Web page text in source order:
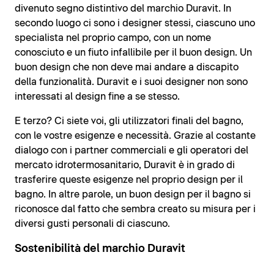
divenuto segno distintivo del marchio Duravit. In
secondo luogo ci sono i designer stessi, ciascuno uno
specialista nel proprio campo, con un nome
conosciuto e un fiuto infallibile per il buon design. Un
buon design che non deve mai andare a discapito
della funzionalità. Duravit e i suoi designer non sono
interessati al design fine a se stesso.
E terzo? Ci siete voi, gli utilizzatori finali del bagno,
con le vostre esigenze e necessità. Grazie al costante
dialogo con i partner commerciali e gli operatori del
mercato idrotermosanitario, Duravit è in grado di
trasferire queste esigenze nel proprio design per il
bagno. In altre parole, un buon design per il bagno si
riconosce dal fatto che sembra creato su misura per i
diversi gusti personali di ciascuno.
Sostenibilità del marchio Duravit